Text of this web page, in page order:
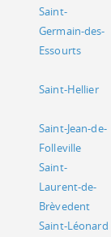
Saint-
Germain-des-
Essourts
Saint-Hellier
Saint-Jean-de-
Folleville
Saint-
Laurent-de-
Brèvedent
Saint-Léonard